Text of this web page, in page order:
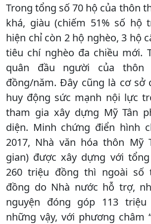
Trong tổng số 70 hộ của thôn
khá, giàu (chiếm 51% số hộ
hiện chỉ còn 2 hộ nghèo, 3 hộ
tiêu chí nghèo đa chiều mới.
quân đầu người của
đồng/năm. Đây cũng là cơ sở
huy động sức mạnh nội lực
tham gia xây dựng Mỹ Tân
diện. Minh chứng điển hình
2017, Nhà văn hóa thôn Mỹ
gian) được xây dựng với
260 triệu đồng thì ngoài số
đồng do Nhà nước hỗ trợ,
nguyện đóng góp 113 triệu
những vậy, với phương châm